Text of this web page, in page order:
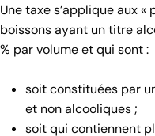
Une taxe s’applique aux
boissons ayant un titre
% par volume et qui sont :
soit constituées par
et non alcooliques ;
soit qui contiennent